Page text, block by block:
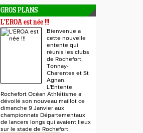
GROS PLANS
L'EROA est née !!!
Bienvenue a
cette nouvelle
entente qui
réunis les clubs
de Rochefort,
Tonnay-
Charentes et St
Agnan.
L'Entente
Rochefort Océan Athlétisme a
dévoilé son nouveau maillot ce
dimanche 9 Janvier aux
championnats Départementaux
de lancers longs qui avaient lieux
sur le stade de Rochefort.